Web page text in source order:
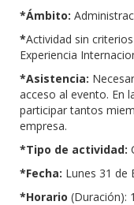
*Ámbito:
*Actividad sin
Experiencia
*Asistencia:
acceso al evento. En
participar tantos
empresa.
*Tipo de actividad:
*Fecha: Lunes 31 de
*Horario (Duración):